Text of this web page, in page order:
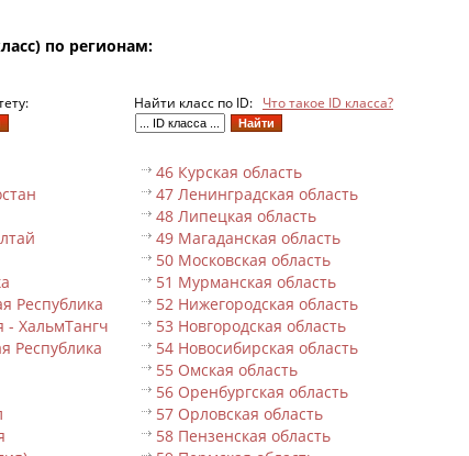
по регионам:
Найти класс по ID: Что такое ID класса?
Республика
- ХальмТангч
Республика
46 Курская область
47 Ленинградская область
48 Липецкая область
49 Магаданская область
50 Московская область
51 Мурманская область
52 Нижегородская область
53 Новгородская область
54 Новосибирская область
55 Омская область
56 Оренбургская область
57 Орловская область
58 Пензенская область